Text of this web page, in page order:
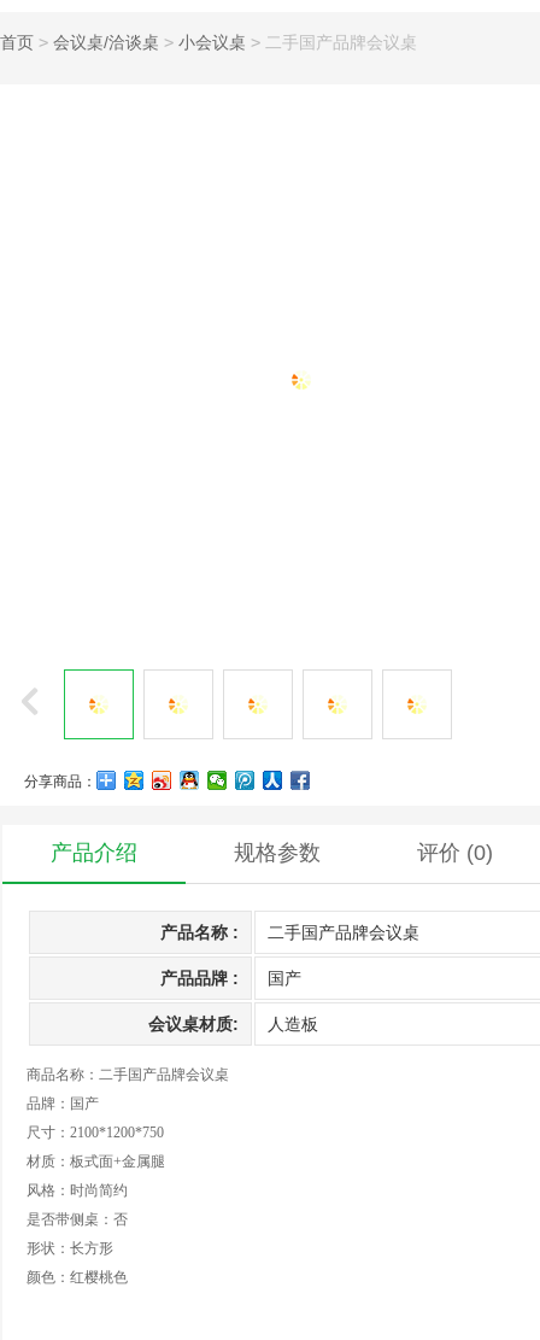
首页 > 会议桌/洽谈桌 > 小会议桌 > 二手国产品牌会议桌
分享商品：
产品介绍 规格参数 评价 (0)
产品名称 : 二手国产品牌会议桌
产品品牌 : 国产
会议桌材质: 人造板
商品名称：二手国产品牌会议桌
品牌： 国产
尺寸：2100*1200*750
材质：板式面+金属腿
风格：时尚简约
是否带侧桌：否
形状：长方形
颜色：红樱桃色